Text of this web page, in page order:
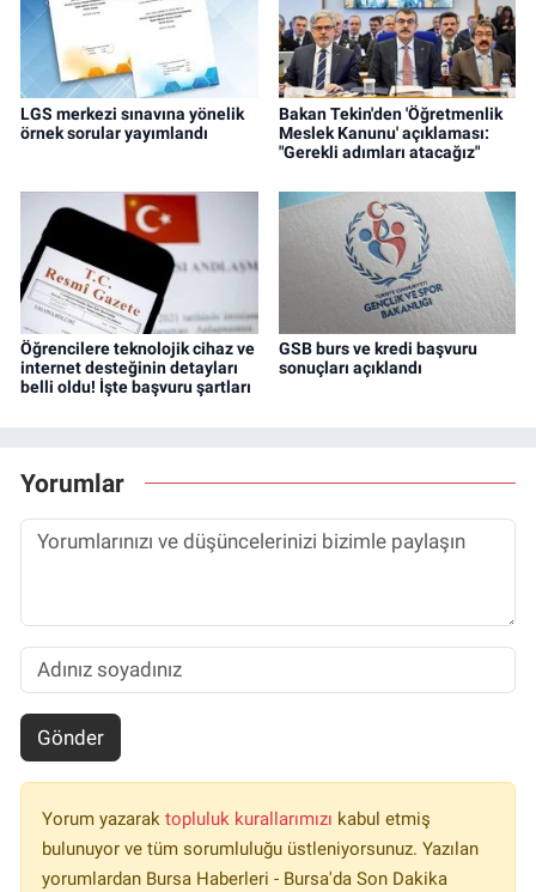
LGS merkezi sınavına yönelik
örnek sorular yayımlandı
Bakan Tekin'den 'Öğretmenlik
Meslek Kanunu' açıklaması:
"Gerekli adımları atacağız"
Öğrencilere teknolojik cihaz ve
internet desteğinin detayları
belli oldu! İşte başvuru şartları
GSB burs ve kredi başvuru
sonuçları açıklandı
Yorumlar
Gönder
Yorum yazarak topluluk kurallarımızı kabul etmiş
bulunuyor ve tüm sorumluluğu üstleniyorsunuz. Yazılan
yorumlardan Bursa Haberleri - Bursa'da Son Dakika